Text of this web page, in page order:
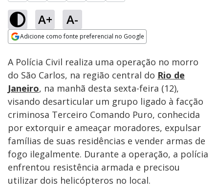
A+ A-
Adicione como fonte preferencial no Google
Ativar
Loaded:
43.29%
A Polícia Civil realiza uma operação no morro
do São Carlos, na região central do Rio de
Janeiro, na manhã desta sexta-feira (12),
visando desarticular um grupo ligado à facção
criminosa Terceiro Comando Puro, conhecida
por extorquir e ameaçar moradores, expulsar
famílias de suas residências e vender armas de
fogo ilegalmente. Durante a operação, a polícia
enfrentou resistência armada e precisou
utilizar dois helicópteros no local.